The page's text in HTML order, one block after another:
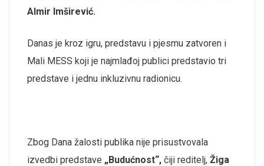
Almir Imširević.
Danas je kroz igru, predstavu i pjesmu zatvoren i
Mali MESS koji je najmlađoj publici predstavio tri
predstave i jednu inkluzivnu radionicu.
Zbog Dana žalosti publika nije prisustvovala
izvedbi predstave „Budućnost“, čiji reditelj, Žiga